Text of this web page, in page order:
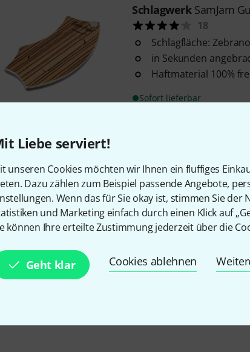
Liebe serviert!
unseren Cookies möchten wir Ihnen ein fluffiges
Dazu zählen zum Beispiel passende Angebote,
Wenn das für Sie okay ist, stimmen Sie
und Marketing einfach durch einen Klick auf
können Ihre erteilte Zustimmung jederzeit über die
Geht klar Cookies ablehnen
Schlagwerk SamJam
18
Schlagfläche:
in Sekunden
Haftmaterial 100%
Sofort lieferbar
Gefällt Ihnen, was Sie sehen?